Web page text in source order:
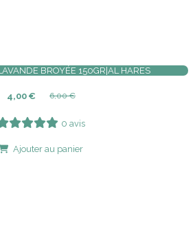
BROYÉE 150GR|AL HARES
4,00€ 6,00€
0 avis
Ajouter au panier